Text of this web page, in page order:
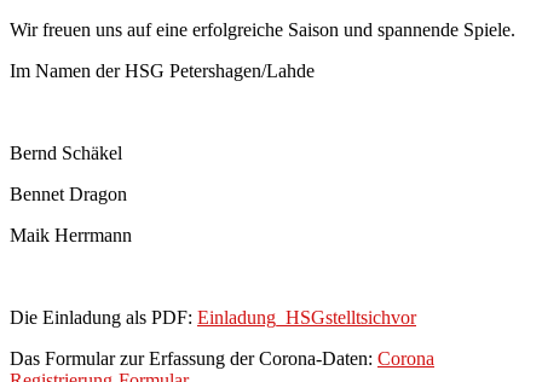
Wir freuen uns auf eine erfolgreiche Saison und spannende Spiele.
Im Namen der HSG Petershagen/Lahde
Bernd Schäkel
Bennet Dragon
Maik Herrmann
Die Einladung als PDF: Einladung_HSGstelltsichvor
Das Formular zur Erfassung der Corona-Daten: Corona